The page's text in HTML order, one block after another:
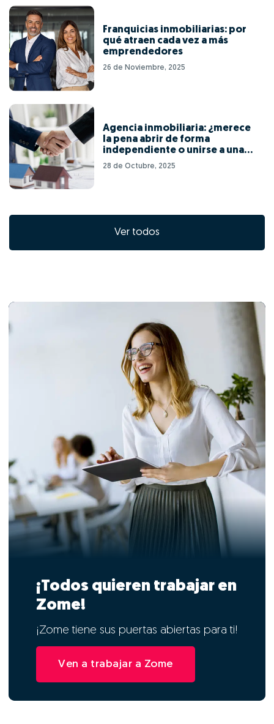
Franquicias inmobiliarias: por
qué atraen cada vez a más
emprendedores
26 de Noviembre, 2025
Agencia inmobiliaria: ¿merece
la pena abrir de forma
independiente o unirse a una
red de franquicias?
28 de Octubre, 2025
Ver todos
¡Todos quieren trabajar en
Zome!
¡Zome tiene sus puertas abiertas para ti!
Ven a trabajar a Zome